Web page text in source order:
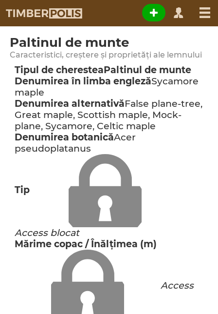
Paltinul de munte
Caracteristici, creștere și proprietăți ale lemnului
Tipul de cheresteaPaltinul de munte
Denumirea în limba englezăSycamore
maple
Denumirea alternativăFalse plane-tree,
Great maple, Scottish maple, Mock-
plane, Sycamore, Celtic maple
Denumirea botanicăAcer
pseudoplatanus
Tip
Access blocat
Mărime copac / Înălţimea (m)
Access